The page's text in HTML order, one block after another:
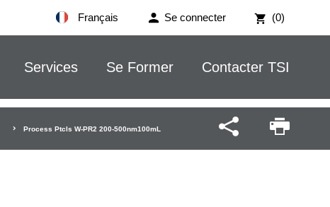
Se connecter (0)
Français
Services Se Former Contacter TSI
Process Ptcls W-PR2 200-500nm100mL